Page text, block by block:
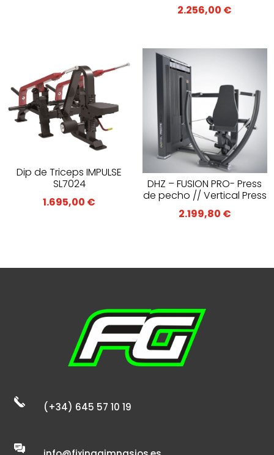
2.256,00 €
Dip de Triceps IMPULSE
SL7024
1.695,00 €
DHZ – FUSION PRO- Press
de pecho // Vertical Press
2.199,80 €
(+34) 645 57 10 19